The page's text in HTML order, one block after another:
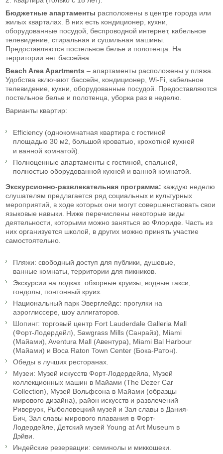
Бюджетные апартаменты расположены в центре города или
жилых кварталах. В них есть кондиционер, кухни,
оборудованные посудой, беспроводной интернет, кабельное
телевидение, стиральная и сушильная машины.
Предоставляются постельное белье и полотенца. На
территории нет бассейна.
Beach Area Apartments – апартаменты расположены у пляжа.
Удобства включают бассейн, кондиционер, Wi-Fi, кабельное
телевидение, кухни, оборудованные посудой. Предоставляются
постельное белье и полотенца, уборка раз в неделю.
Варианты квартир:
Efficiency (однокомнатная квартира с гостиной
площадью 30 м2
, большой кроватью, крохотной кухней
и ванной комнатой).
Полноценные апартаменты с гостиной, спальней,
полностью оборудованной кухней и ванной комнатой.
Экскурсионно-развлекательная программа: каждую неделю
слушателям предлагается ряд социальных и культурных
мероприятий, в ходе которых они могут совершенствовать свои
языковые навыки. Ниже перечислены некоторые виды
деятельности, которыми можно заняться во Флориде. Часть из
них организуется школой, в других можно принять участие
самостоятельно.
Пляжи: свободный доступ для публики, душевые,
ванные комнаты, территории для пикников.
Экскурсии на лодках: обзорные круизы, водные такси,
гондолы, понтонный круиз.
Национальный парк Эверглейдс: прогулки на
аэроглиссере, шоу аллигаторов.
Шопинг: торговый центр Fort Lauderdale Galleria Mall
(Форт-Лодердейл), Sawgrass Mills (Санрайз), Miami
(Майами), Aventura Mall (Авентура), Miami Bal Harbour
(Майами) и Boca Raton Town Center (Бока-Ратон).
Обеды в лучших ресторанах.
Музеи: Музей искусств Форт-Лодердейла, Музей
коллекционных машин в Майами (The Dezer Car
Сollection), Музей Вольфсона в Майами (образцы
мирового дизайна), район искусств и развлечений
Риверуок, Рыболовецкий музей и Зал славы в Дания-
Бич, Зал славы мирового плавания в Форт-
Лодердейле, Детский музей Young at Art Museum в
Дэйви.
Индейские резервации: семинолы и миккошеки.